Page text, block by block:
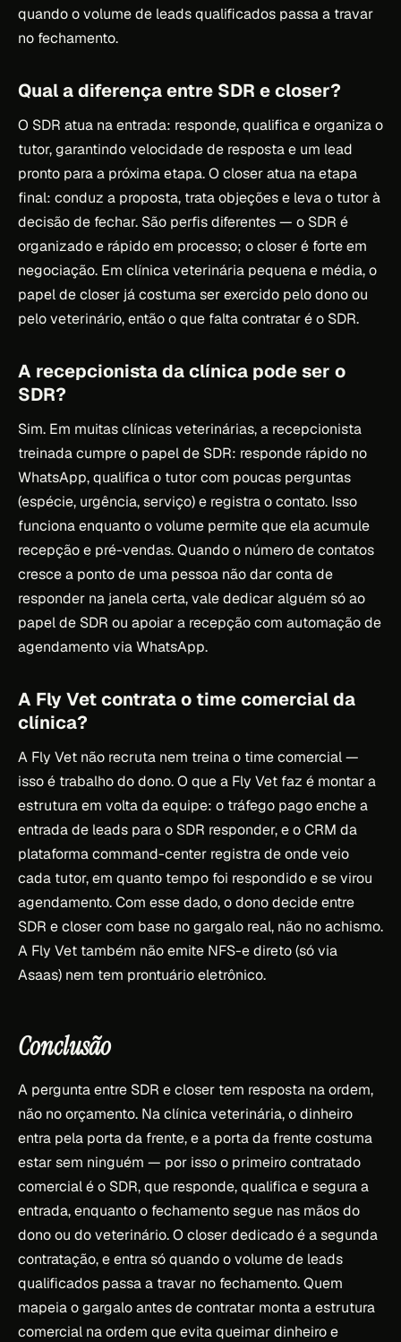
quando o volume de leads qualificados passa a travar
no fechamento.
Qual a diferença entre SDR e closer?
O SDR atua na entrada: responde, qualifica e organiza o
tutor, garantindo velocidade de resposta e um lead
pronto para a próxima etapa. O closer atua na etapa
final: conduz a proposta, trata objeções e leva o tutor à
decisão de fechar. São perfis diferentes — o SDR é
organizado e rápido em processo; o closer é forte em
negociação. Em clínica veterinária pequena e média, o
papel de closer já costuma ser exercido pelo dono ou
pelo veterinário, então o que falta contratar é o SDR.
A recepcionista da clínica pode ser o
SDR?
Sim. Em muitas clínicas veterinárias, a recepcionista
treinada cumpre o papel de SDR: responde rápido no
WhatsApp, qualifica o tutor com poucas perguntas
(espécie, urgência, serviço) e registra o contato. Isso
funciona enquanto o volume permite que ela acumule
recepção e pré-vendas. Quando o número de contatos
cresce a ponto de uma pessoa não dar conta de
responder na janela certa, vale dedicar alguém só ao
papel de SDR ou apoiar a recepção com automação de
agendamento via WhatsApp.
A Fly Vet contrata o time comercial da
clínica?
A Fly Vet não recruta nem treina o time comercial —
isso é trabalho do dono. O que a Fly Vet faz é montar a
estrutura em volta da equipe: o tráfego pago enche a
entrada de leads para o SDR responder, e o CRM da
plataforma command-center registra de onde veio
cada tutor, em quanto tempo foi respondido e se virou
agendamento. Com esse dado, o dono decide entre
SDR e closer com base no gargalo real, não no achismo.
A Fly Vet também não emite NFS-e direto (só via
Asaas) nem tem prontuário eletrônico.
Conclusão
A pergunta entre SDR e closer tem resposta na ordem,
não no orçamento. Na clínica veterinária, o dinheiro
entra pela porta da frente, e a porta da frente costuma
estar sem ninguém — por isso o primeiro contratado
comercial é o SDR, que responde, qualifica e segura a
entrada, enquanto o fechamento segue nas mãos do
dono ou do veterinário. O closer dedicado é a segunda
contratação, e entra só quando o volume de leads
qualificados passa a travar no fechamento. Quem
mapeia o gargalo antes de contratar monta a estrutura
comercial na ordem que evita queimar dinheiro e